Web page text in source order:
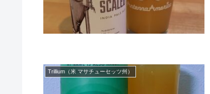
Trillium（米 マサチューセッツ州）